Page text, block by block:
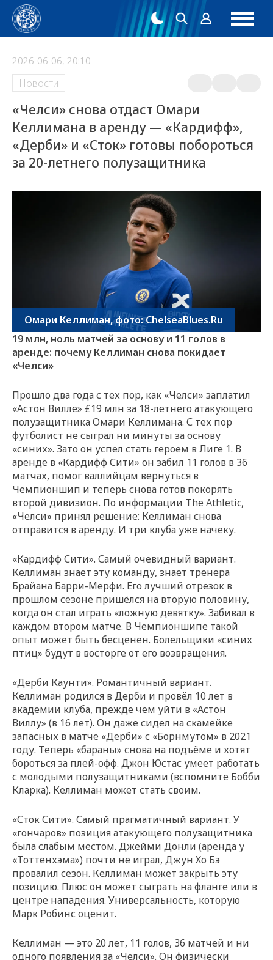
2026-06-06, 20:10
Новости
«Челси» снова отдаст Омари
Келлимана в аренду — «Кардифф»,
«Дерби» и «Сток» готовы побороться
за 20-летнего полузащитника
Омари Келлиман, фото: ChelseaBlues.Ru
19 млн, ноль матчей за основу и 11 голов в
аренде: почему Келлиман снова покидает
«Челси»
Прошло два года с тех пор, как «Челси» заплатил
«Астон Вилле» £19 млн за 18-летнего атакующего
полузащитника Омари Келлимана. С тех пор
футболист не сыграл ни минуты за основу
«синих». Зато он успел стать героем в Лиге 1. В
аренде в «Кардифф Сити» он забил 11 голов в 36
матчах, помог валлийцам вернуться в
Чемпионшип и теперь снова готов покорять
второй дивизион. По информации The Athletic,
«Челси» принял решение: Келлиман снова
отправится в аренду. И три клуба уже начеку.
«Кардифф Сити». Самый очевидный вариант.
Келлиман знает эту команду, знает тренера
Брайана Барри-Мерфи. Его лучший отрезок в
прошлом сезоне пришёлся на вторую половину,
когда он стал играть «ложную девятку». Забивал в
каждом втором матче. В Чемпионшипе такой
опыт может быть бесценен. Болельщики «синих
птиц» будут в восторге от его возвращения.
«Дерби Каунти». Романтичный вариант.
Келлиман родился в Дерби и провёл 10 лет в
академии клуба, прежде чем уйти в «Астон
Виллу» (в 16 лет). Он даже сидел на скамейке
запасных в матче «Дерби» с «Борнмутом» в 2021
году. Теперь «бараны» снова на подъёме и хотят
бороться за плей-офф. Джон Юстас умеет работать
с молодыми полузащитниками (вспомните Бобби
Кларка). Келлиман может стать своим.
«Сток Сити». Самый прагматичный вариант. У
«гончаров» позиция атакующего полузащитника
была слабым местом. Джейми Донли (аренда у
«Тоттенхэма») почти не играл, Джун Хо Бэ
провалил сезон. Келлиман может закрыть эту
позицию. Плюс он может сыграть на фланге или в
центре нападения. Универсальность, которую
Марк Робинс оценит.
Келлиман — это 20 лет, 11 голов, 36 матчей и ни
одного появления за «Челси». Он физически